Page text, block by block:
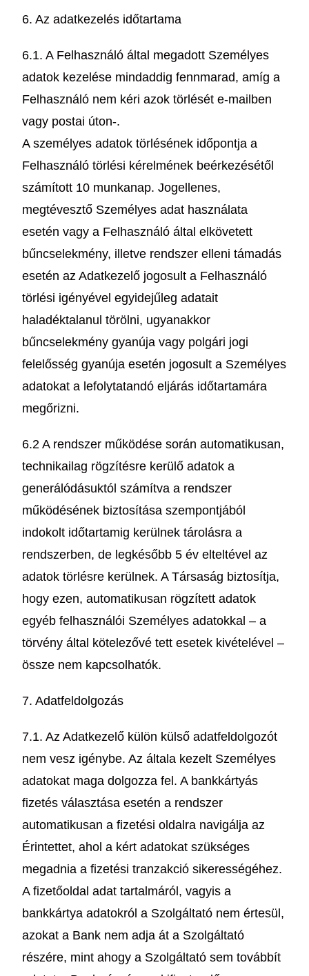
6. Az adatkezelés időtartama
6.1. A Felhasználó által megadott Személyes
adatok kezelése mindaddig fennmarad, amíg a
Felhasználó nem kéri azok törlését e-mailben
vagy postai úton-.
A személyes adatok törlésének időpontja a
Felhasználó törlési kérelmének beérkezésétől
számított 10 munkanap. Jogellenes,
megtévesztő Személyes adat használata
esetén vagy a Felhasználó által elkövetett
bűncselekmény, illetve rendszer elleni támadás
esetén az Adatkezelő jogosult a Felhasználó
törlési igényével egyidejűleg adatait
haladéktalanul törölni, ugyanakkor
bűncselekmény gyanúja vagy polgári jogi
felelősség gyanúja esetén jogosult a Személyes
adatokat a lefolytatandó eljárás időtartamára
megőrizni.
6.2 A rendszer működése során automatikusan,
technikailag rögzítésre kerülő adatok a
generálódásuktól számítva a rendszer
működésének biztosítása szempontjából
indokolt időtartamig kerülnek tárolásra a
rendszerben, de legkésőbb 5 év elteltével az
adatok törlésre kerülnek. A Társaság biztosítja,
hogy ezen, automatikusan rögzített adatok
egyéb felhasználói Személyes adatokkal – a
törvény által kötelezővé tett esetek kivételével –
össze nem kapcsolhatók.
7. Adatfeldolgozás
7.1. Az Adatkezelő külön külső adatfeldolgozót
nem vesz igénybe. Az általa kezelt Személyes
adatokat maga dolgozza fel. A bankkártyás
fizetés választása esetén a rendszer
automatikusan a fizetési oldalra navigálja az
Érintettet, ahol a kért adatokat szükséges
megadnia a fizetési tranzakció sikerességéhez.
A fizetőoldal adat tartalmáról, vagyis a
bankkártya adatokról a Szolgáltató nem értesül,
azokat a Bank nem adja át a Szolgáltató
részére, mint ahogy a Szolgáltató sem továbbít